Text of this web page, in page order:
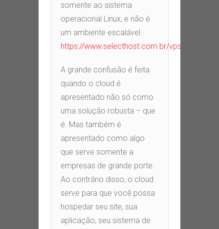
somente ao sistema
operacional Linux, e não é
um ambiente escalável.
https://www.selecthost.com.br/vps
A grande confusão é feita
quando o cloud é
apresentado não só como
uma solução robusta – que
é. Mas também é
apresentado como algo
que serve somente a
empresas de grande porte.
Ao contrário disso, o cloud
serve para que você possa
hospedar seu site, sua
aplicação, seu sistema de